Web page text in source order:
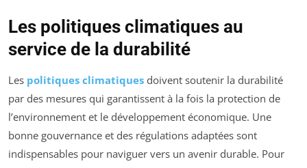
Les politiques climatiques au
service de la durabilité
Les politiques climatiques doivent soutenir la durabilité
par des mesures qui garantissent à la fois la protection de
l’environnement et le développement économique. Une
bonne gouvernance et des régulations adaptées sont
indispensables pour naviguer vers un avenir durable. Pour